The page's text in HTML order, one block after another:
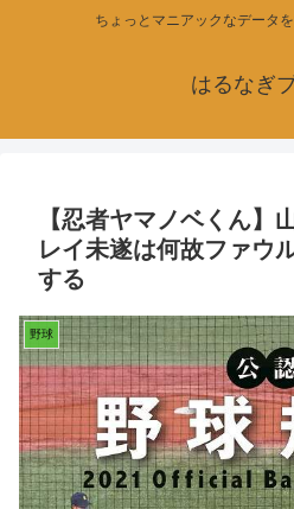
ちょっとマニアックなデータ
はるなぎ
【忍者ヤマノベくん】
レイ未遂は何故ファウ
する
野球